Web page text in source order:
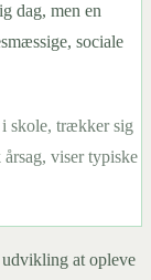
dag, men en
sociale
skole, trækker sig
viser typiske
at opleve